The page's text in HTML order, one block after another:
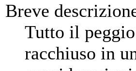
Breve
Tutto il
racchiuso in